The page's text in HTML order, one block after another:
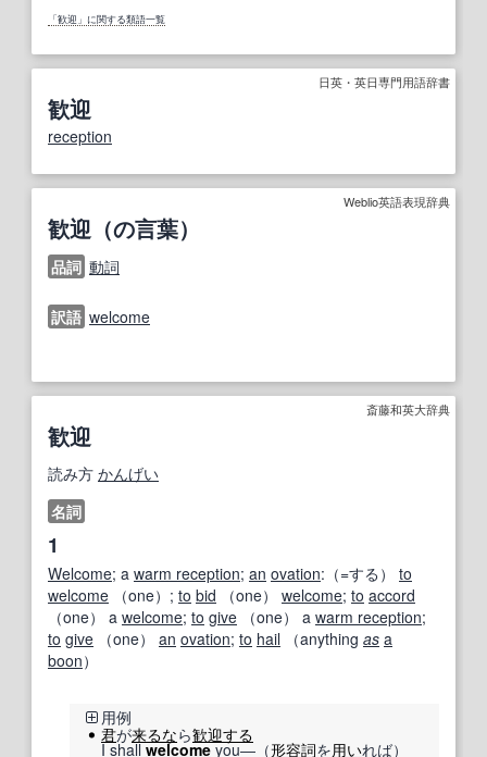
「歓迎」に関する類語一覧
日英・英日専門用語辞書
歓迎
reception
Weblio英語表現辞典
歓迎（の言葉）
品詞 動詞
訳語 welcome
斎藤和英大辞典
歓迎
読み方 かんげい
名詞
1
Welcome; a warm reception; an ovation:（=する） to
welcome （one）; to bid （one） welcome; to accord
（one） a welcome; to give （one） a warm reception;
to give （one） an ovation; to hail （anything as a
boon）
用例
君が来るなら歓迎する
I shallwelcomeyou―（形容詞を用いれば）